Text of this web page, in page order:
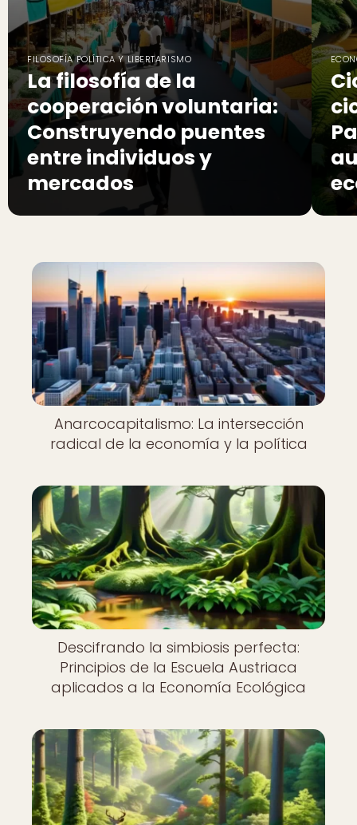
FILOSOFÍA POLÍTICA Y LIBERTARISMO
La filosofía de la
cooperación voluntaria:
Construyendo puentes
entre individuos y
mercados
Anarcocapitalismo: La intersección
radical de la economía y la política
Descifrando la simbiosis perfecta:
Principios de la Escuela Austriaca
aplicados a la Economía Ecológica